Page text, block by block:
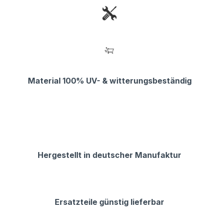
Material 100% UV- & witterungsbeständig
Hergestellt in deutscher Manufaktur
Ersatzteile günstig lieferbar